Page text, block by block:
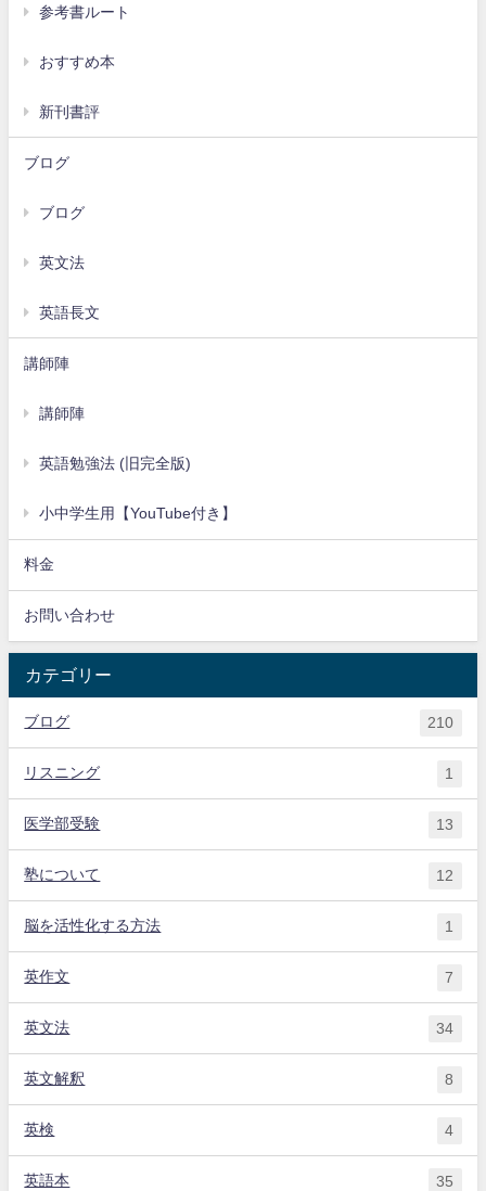
参考書ルート
おすすめ本
新刊書評
ブログ
ブログ
英文法
英語長文
講師陣
講師陣
英語勉強法 (旧完全版)
小中学生用【YouTube付き】
料金
お問い合わせ
カテゴリー
ブログ 210
リスニング 1
医学部受験 13
塾について 12
脳を活性化する方法 1
英作文 7
英文法 34
英文解釈 8
英検 4
英語本 35